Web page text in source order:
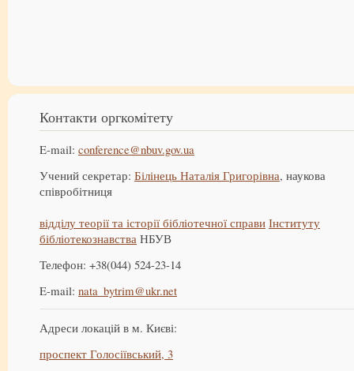
Контакти оргкомітету
E-mail: conference@nbuv.gov.ua
Учений секретар: Білінець Наталія Григорівна, наукова
співробітниця
відділу теорії та історії бібліотечної справи Інституту
бібліотекознавства НБУВ
Телефон: +38(044) 524-23-14
E-mail: nata_bytrim@ukr.net
Адреси локацій в м. Києві:
проспект Голосіївський, 3